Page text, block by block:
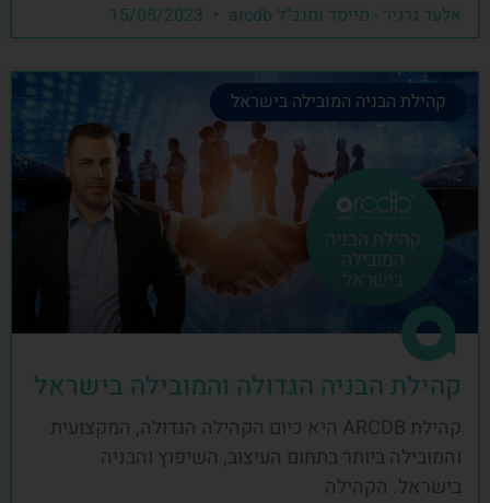
אלעד גרגיר - מייסד ומנכ"ל arcdb
קהילת הבניה המובילה בישראל
קהילת הבניה הגדולה והמובילה בישראל
קהילת ARCDB היא כיום הקהילה הגדולה, המקצועית
והמובילה ביותר בתחום העיצוב, השיפוץ והבניה
בישראל. הקהילה